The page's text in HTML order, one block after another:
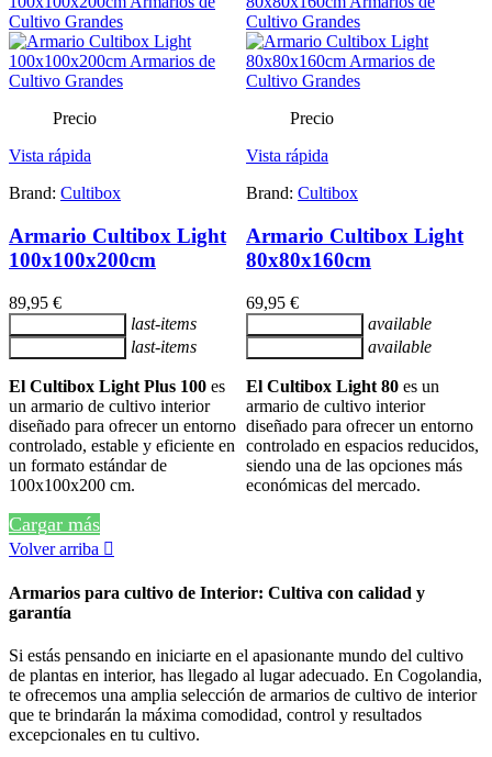
Precio
Vista rápida
Brand: Cultibox
Armario Cultibox Light
100x100x200cm
89,95 €
last-items
last-items
El Cultibox Light Plus 100 es
un armario de cultivo interior
diseñado para ofrecer un entorno
controlado, estable y eficiente en
un formato estándar de
100x100x200 cm.
Precio
Vista rápida
Brand: Cultibox
Armario Cultibox Light
80x80x160cm
69,95 €
available
available
El Cultibox Light 80 es un
armario de cultivo interior
diseñado para ofrecer un entorno
controlado en espacios reducidos,
siendo una de las opciones más
económicas del mercado.
Cargar más
Volver arriba 
Armarios para cultivo de Interior: Cultiva con calidad y
garantía
Si estás pensando en iniciarte en el apasionante mundo del cultivo
de plantas en interior, has llegado al lugar adecuado. En Cogolandia,
te ofrecemos una amplia selección de armarios de cultivo de interior
que te brindarán la máxima comodidad, control y resultados
excepcionales en tu cultivo.